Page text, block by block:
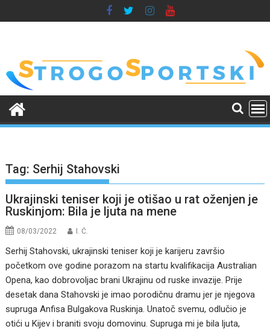
to
Tag: Serhij Stahovski
Ukrajinski teniser koji je otišao u rat oženjen je
Ruskinjom: Bila je ljuta na mene
08/03/2022 I. Ć.
Serhij Stahovski, ukrajinski teniser koji je karijeru završio
početkom ove godine porazom na startu kvalifikacija Australian
Opena, kao dobrovoljac brani Ukrajinu od ruske invazije. Prije
desetak dana Stahovski je imao porodičnu dramu jer je njegova
supruga Anfisa Bulgakova Ruskinja. Unatoč svemu, odlučio je
otići u Kijev i braniti svoju domovinu. Supruga mi je bila ljuta,